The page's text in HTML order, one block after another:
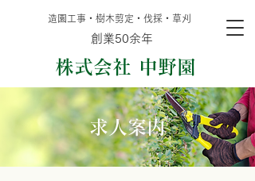
株式会社 中野園
創業50余年
造園工事・樹木剪定・伐採・草刈
求人案内